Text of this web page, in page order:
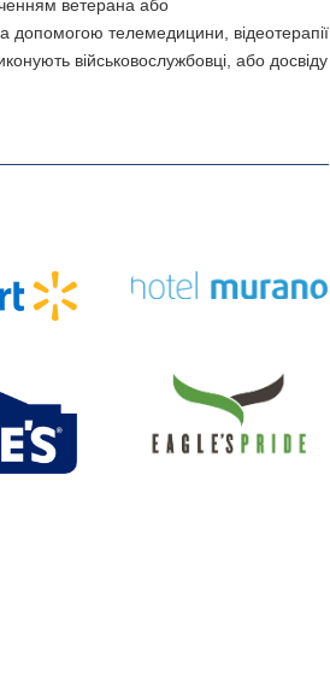
ветерана або
допомогою телемедицини, відеотерапії
військовослужбовці, або досвіду